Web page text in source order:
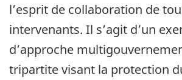
l’esprit de collaboration de
intervenants. Il s’agit d’un
d’approche
tripartite visant la protection